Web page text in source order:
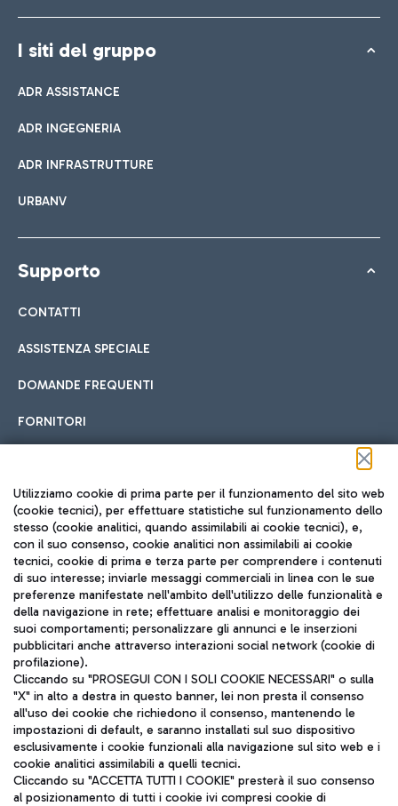
I siti del gruppo
ADR ASSISTANCE
ADR INGEGNERIA
ADR INFRASTRUTTURE
URBANV
Supporto
CONTATTI
ASSISTENZA SPECIALE
DOMANDE FREQUENTI
FORNITORI
Seguici sui social
TRAVEL JOURNAL
ITA
Aeroporti di Roma S.p.A. - Società soggetta a direzione e
coordinamento di Mundys S.p.A.
Codice fiscale e Registro delle Imprese di Roma 13032990155 P.
Utilizziamo cookie di prima parte per il funzionamento del sito web
(cookie tecnici), per effettuare statistiche sul funzionamento dello
stesso (cookie analitici, quando assimilabili ai cookie tecnici), e,
con il suo consenso, cookie analitici non assimilabili ai cookie
tecnici, cookie di prima e terza parte per comprendere i contenuti
di suo interesse; inviarle messaggi commerciali in linea con le sue
preferenze manifestate nell'ambito dell'utilizzo delle funzionalità e
della navigazione in rete; effettuare analisi e monitoraggio dei
suoi comportamenti; personalizzare gli annunci e le inserzioni
pubblicitari anche attraverso interazioni social network (cookie di
profilazione).
Cliccando su "PROSEGUI CON I SOLI COOKIE NECESSARI" o sulla
"X" in alto a destra in questo banner, lei non presta il consenso
all'uso dei cookie che richiedono il consenso, mantenendo le
impostazioni di default, e saranno installati sul suo dispositivo
esclusivamente i cookie funzionali alla navigazione sul sito web e i
cookie analitici assimilabili a quelli tecnici.
Cliccando su "ACCETTA TUTTI I COOKIE" presterà il suo consenso
al posizionamento di tutti i cookie ivi compresi cookie di